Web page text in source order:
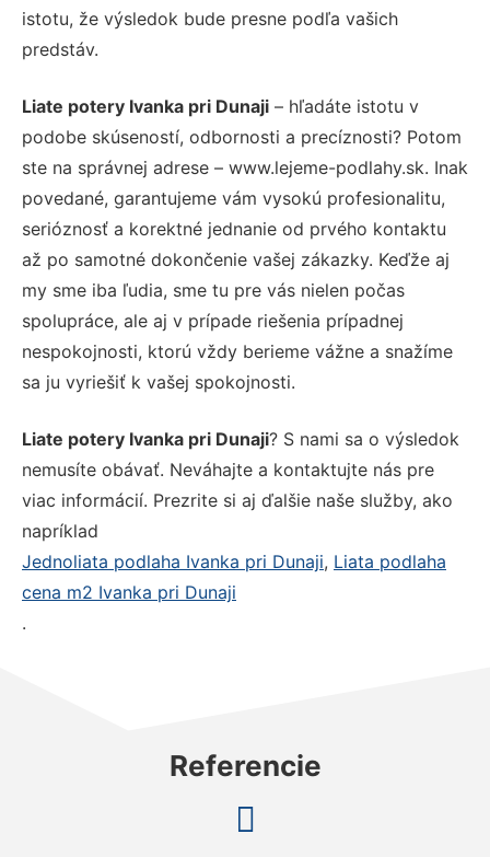
istotu, že výsledok bude presne podľa vašich
predstáv.
Liate potery Ivanka pri Dunaji – hľadáte istotu v
podobe skúseností, odbornosti a precíznosti? Potom
ste na správnej adrese – www.lejeme-podlahy.sk. Inak
povedané, garantujeme vám vysokú profesionalitu,
serióznosť a korektné jednanie od prvého kontaktu
až po samotné dokončenie vašej zákazky. Keďže aj
my sme iba ľudia, sme tu pre vás nielen počas
spolupráce, ale aj v prípade riešenia prípadnej
nespokojnosti, ktorú vždy berieme vážne a snažíme
sa ju vyriešiť k vašej spokojnosti.
Liate potery Ivanka pri Dunaji? S nami sa o výsledok
nemusíte obávať. Neváhajte a kontaktujte nás pre
viac informácií. Prezrite si aj ďalšie naše služby, ako
napríklad
Jednoliata podlaha Ivanka pri Dunaji, Liata podlaha
cena m2 Ivanka pri Dunaji
.
Referencie